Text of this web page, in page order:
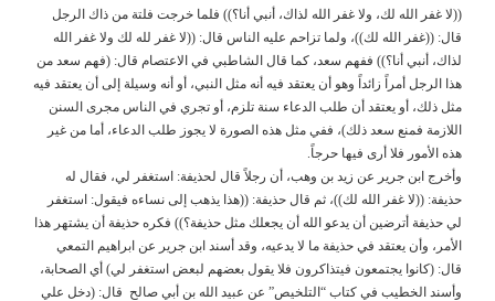
((لا غفر الله لك، ولا غفر الله لذاك، أنبي أنا؟)) فلما خرجت فلتة من ذاك الرجل
قال: ((غفر الله لك))، ولما تزاحم عليه الناس قال: ((لا غفر لله لك ولا غفر الله
لذاك، أنبي أنا؟)) ففهم سعد، كما قال الشاطبي في الاعتصام قال: (فهم سعد من
هذا الرجل أمراً زائداً وهو أن يعتقد فيه أنه مثل النبي، أو أنه وسيلة إلى أن يعتقد فيه
مثل ذلك، أو يعتقد أن طلب الدعاء سنة تلزم، أو تجري في الناس مجرى السنن
اللازمة فمنع سعد ذلك)، ففي مثل هذه الصورة لا يجوز طلب الدعاء، أما من غير
هذه الأمور فلا أرى فيها حرجاً.
وأخرج ابن جرير عن زيد بن وهب، أن رجلاً قال لحذيفة: استغفر لي، فقال له
حذيفة: ((لا غفر الله لك))، ثم قال حذيفة: ((هذا يذهب إلى نساءه فيقول: استغفر
لي حذيفة أترضين أن يدعو الله أن يجعلك مثل حذيفة؟)) فكره حذيفة أن يشتهر هذا
الأمر، وأن يعتقد في حذيفة ما لا يدعيه، وقد أسند ابن جرير عن ابراهيم التمعي
قال: (كانوا يجتمعون فيتذاكرون فلا يقول بعضهم لبعض استغفر لي) أي الصحابة،
وأسند الخطيب في كتاب “التلخيص” عن عبيد الله بن أبي صالح قال: (دخل علي